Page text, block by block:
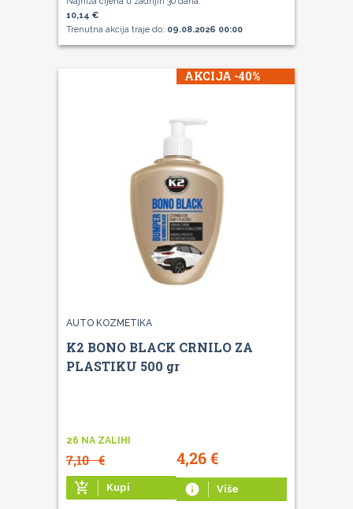
10,14 €
Trenutna akcija traje do: 09.08.2026 00:00
AKCIJA -40%
AUTO KOZMETIKA
K2 BONO BLACK CRNILO ZA
PLASTIKU 500 gr
26 NA ZALIHI
7,10€ 4,26€
add_shopping_cart Kupi info Više